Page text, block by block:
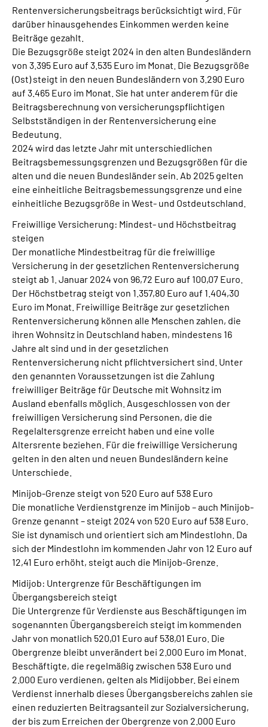
Rentenversicherungsbeitrags berücksichtigt wird. Für
darüber hinausgehendes Einkommen werden keine
Beiträge gezahlt.
Die Bezugsgröße steigt 2024 in den alten Bundesländern
von 3.395 Euro auf 3.535 Euro im Monat. Die Bezugsgröße
(Ost) steigt in den neuen Bundesländern von 3.290 Euro
auf 3.465 Euro im Monat. Sie hat unter anderem für die
Beitragsberechnung von versicherungspflichtigen
Selbstständigen in der Rentenversicherung eine
Bedeutung.
2024 wird das letzte Jahr mit unterschiedlichen
Beitragsbemessungsgrenzen und Bezugsgrößen für die
alten und die neuen Bundesländer sein. Ab 2025 gelten
eine einheitliche Beitragsbemessungsgrenze und eine
einheitliche Bezugsgröße in West- und Ostdeutschland.
Freiwillige Versicherung: Mindest- und Höchstbeitrag
steigen
Der monatliche Mindestbeitrag für die freiwillige
Versicherung in der gesetzlichen Rentenversicherung
steigt ab 1. Januar 2024 von 96,72 Euro auf 100,07 Euro.
Der Höchstbetrag steigt von 1.357,80 Euro auf 1.404,30
Euro im Monat. Freiwillige Beiträge zur gesetzlichen
Rentenversicherung können alle Menschen zahlen, die
ihren Wohnsitz in Deutschland haben, mindestens 16
Jahre alt sind und in der gesetzlichen
Rentenversicherung nicht pflichtversichert sind. Unter
den genannten Voraussetzungen ist die Zahlung
freiwilliger Beiträge für Deutsche mit Wohnsitz im
Ausland ebenfalls möglich. Ausgeschlossen von der
freiwilligen Versicherung sind Personen, die die
Regelaltersgrenze erreicht haben und eine volle
Altersrente beziehen. Für die freiwillige Versicherung
gelten in den alten und neuen Bundesländern keine
Unterschiede.
Minijob-Grenze steigt von 520 Euro auf 538 Euro
Die monatliche Verdienstgrenze im Minijob – auch Minijob-
Grenze genannt – steigt 2024 von 520 Euro auf 538 Euro.
Sie ist dynamisch und orientiert sich am Mindestlohn. Da
sich der Mindestlohn im kommenden Jahr von 12 Euro auf
12,41 Euro erhöht, steigt auch die Minijob-Grenze.
Midijob: Untergrenze für Beschäftigungen im
Übergangsbereich steigt
Die Untergrenze für Verdienste aus Beschäftigungen im
sogenannten Übergangsbereich steigt im kommenden
Jahr von monatlich 520,01 Euro auf 538,01 Euro. Die
Obergrenze bleibt unverändert bei 2.000 Euro im Monat.
Beschäftigte, die regelmäßig zwischen 538 Euro und
2.000 Euro verdienen, gelten als Midijobber. Bei einem
Verdienst innerhalb dieses Übergangsbereichs zahlen sie
einen reduzierten Beitragsanteil zur Sozialversicherung,
der bis zum Erreichen der Obergrenze von 2.000 Euro